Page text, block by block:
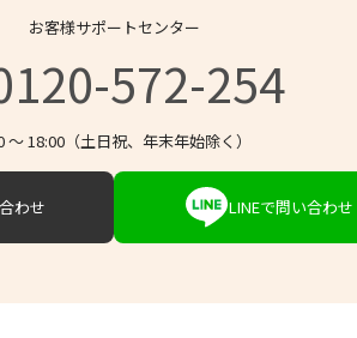
お客様サポートセンター
572-254
〜 18:00（土日祝、年末年始除く）
わせ LINEで問い合わせ